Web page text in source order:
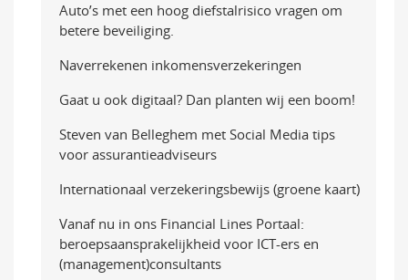
Auto’s met een hoog diefstalrisico vragen om
betere beveiliging.
Naverrekenen inkomensverzekeringen
Gaat u ook digitaal? Dan planten wij een boom!
Steven van Belleghem met Social Media tips
voor assurantieadviseurs
Internationaal verzekeringsbewijs (groene kaart)
Vanaf nu in ons Financial Lines Portaal:
beroepsaansprakelijkheid voor ICT-ers en
(management)consultants